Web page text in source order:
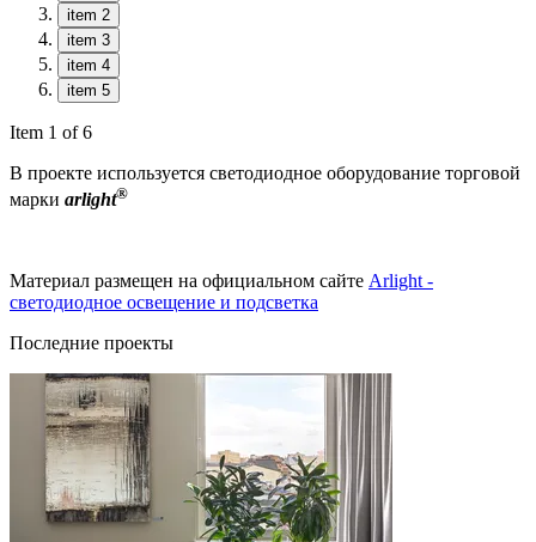
item 2
item 3
item 4
item 5
Item 1 of 6
В проекте используется светодиодное оборудование торговой
марки arlight®
Материал размещен на официальном сайте Arlight -
светодиодное освещение и подсветка
Последние проекты